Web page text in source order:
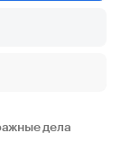
дела